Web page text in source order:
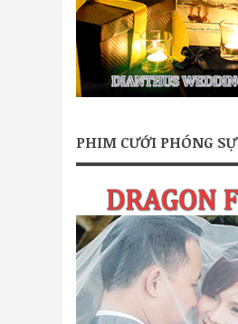
PHIM CƯỚI PHÓNG SỰ